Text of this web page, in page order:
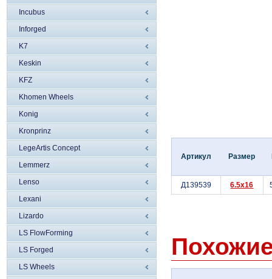
Incubus
Inforged
K7
Keskin
KFZ
Khomen Wheels
Konig
Kronprinz
LegeArtis Concept
Lemmerz
Lenso
Lexani
Lizardo
LS FlowForming
LS Forged
LS Wheels
Артикул Размер
Д139539 6.5x16